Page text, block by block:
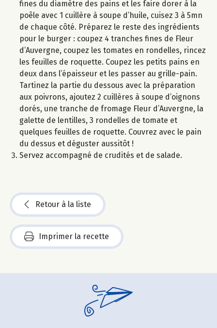
fines du diamètre des pains et les faire dorer à la
poêle avec 1 cuillère à soupe d’huile, cuisez 3 à 5mn
de chaque côté. Préparez le reste des ingrédients
pour le burger : coupez 4 tranches fines de Fleur
d’Auvergne, coupez les tomates en rondelles, rincez
les feuilles de roquette. Coupez les petits pains en
deux dans l’épaisseur et les passer au grille-pain.
Tartinez la partie du dessous avec la préparation
aux poivrons, ajoutez 2 cuillères à soupe d’oignons
dorés, une tranche de fromage Fleur d’Auvergne, la
galette de lentilles, 3 rondelles de tomate et
quelques feuilles de roquette. Couvrez avec le pain
du dessus et déguster aussitôt !
Servez accompagné de crudités et de salade.
Retour à la liste
Imprimer la recette